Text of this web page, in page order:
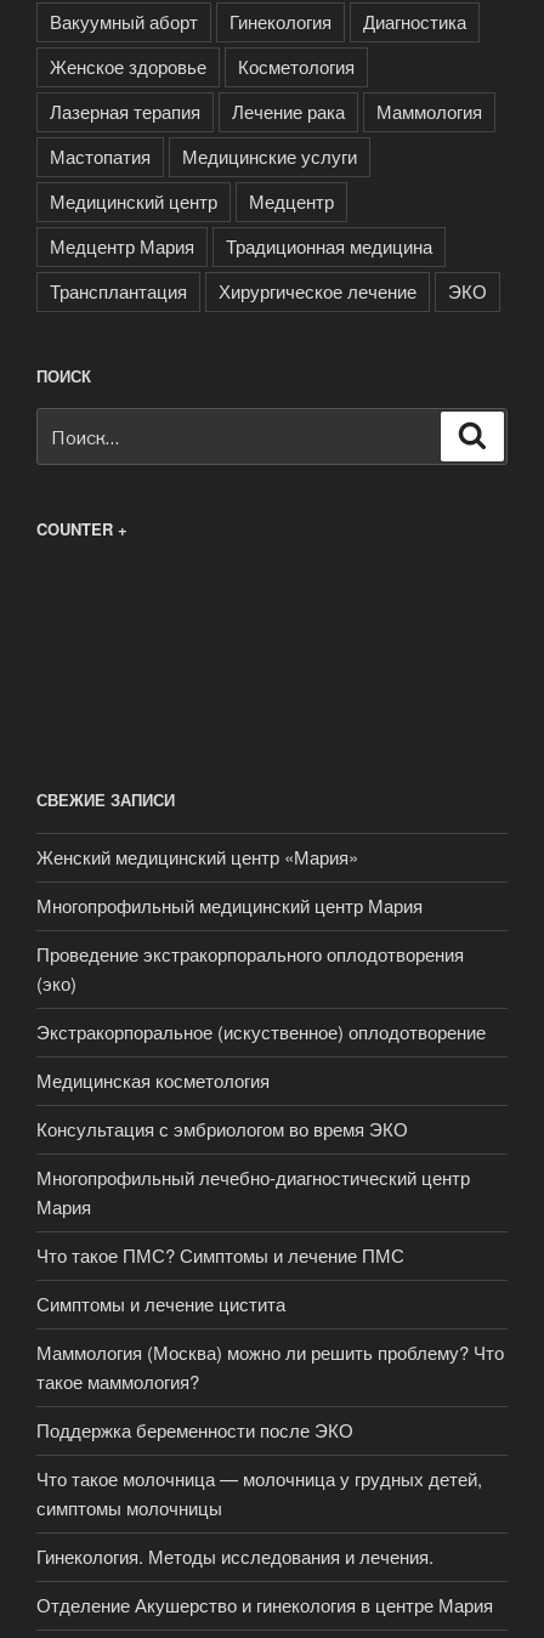
Вакуумный аборт
Гинекология
Диагностика
Женское здоровье
Косметология
Лазерная терапия
Лечение рака
Маммология
Мастопатия
Медицинские услуги
Медицинский центр
Медцентр
Медцентр Мария
Традиционная медицина
Трансплантация
Хирургическое лечение ЭКО
ПОИСК
COUNTER +
СВЕЖИЕ ЗАПИСИ
Женский медицинский центр «Мария»
Многопрофильный медицинский центр Мария
Проведение экстракорпорального оплодотворения
(эко)
Экстракорпоральное (искуственное) оплодотворение
Медицинская косметология
Консультация с эмбриологом во время ЭКО
Многопрофильный лечебно-диагностический центр
Мария
Что такое ПМС? Симптомы и лечение ПМС
Симптомы и лечение цистита
Маммология (Москва) можно ли решить проблему? Что
такое маммология?
Поддержка беременности после ЭКО
Что такое молочница — молочница у грудных детей,
симптомы молочницы
Гинекология. Методы исследования и лечения.
Отделение Акушерство и гинекология в центре Мария